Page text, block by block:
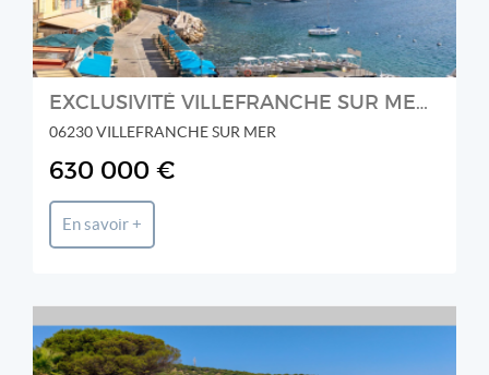
EXCLUSIVITÉ VILLEFRANCHE SUR MER - Charmant duplex en front de m
06230 VILLEFRANCHE SUR MER
630 000 €
En savoir +